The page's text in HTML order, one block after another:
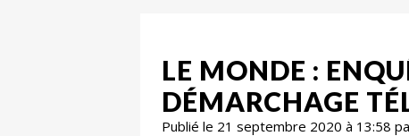
LE MONDE :
DÉMARCHAGE
Publié le 21 septembre 2020 à 13:58